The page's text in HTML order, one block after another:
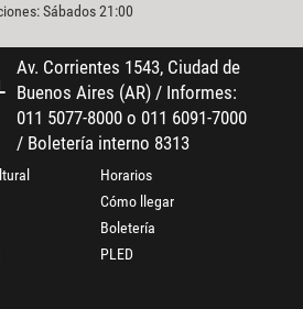
Sábados 21:00
Av. Corrientes 1543, Ciudad de
Buenos Aires (AR) / Informes:
011 5077-8000 o 011 6091-7000
/ Boletería interno 8313
Horarios
Cómo llegar
Boletería
PLED